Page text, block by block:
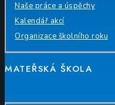
Naše práce a úspěchy
Kalendář akcí
Organizace školního roku
MATEŘSKÁ ŠKOLA